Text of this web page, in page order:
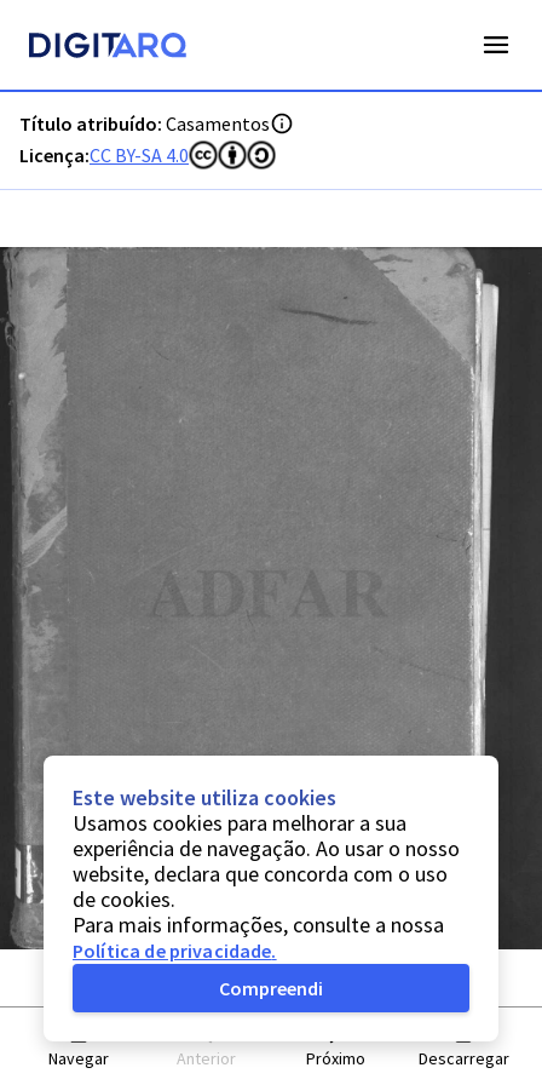
Título atribuído: Casamentos
Licença:CC BY-SA 4.0
Navegar Anterior Próximo Descarregar
Este website utiliza cookies
Usamos cookies para melhorar a sua
experiência de navegação. Ao usar o nosso
website, declara que concorda com o uso
de cookies.
Para mais informações, consulte a nossa
Política de privacidade.
Compreendi